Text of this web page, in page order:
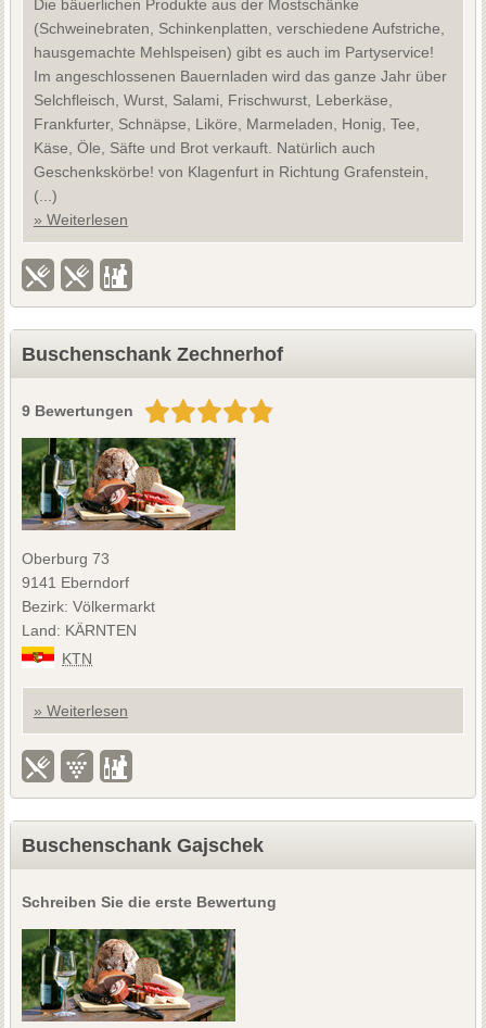
Die bäuerlichen Produkte aus der Mostschänke
(Schweinebraten, Schinkenplatten, verschiedene Aufstriche,
hausgemachte Mehlspeisen) gibt es auch im Partyservice!
Im angeschlossenen Bauernladen wird das ganze Jahr über
Selchfleisch, Wurst, Salami, Frischwurst, Leberkäse,
Frankfurter, Schnäpse, Liköre, Marmeladen, Honig, Tee,
Käse, Öle, Säfte und Brot verkauft. Natürlich auch
Geschenkskörbe! von Klagenfurt in Richtung Grafenstein,
(...)
» Weiterlesen
Buschenschank Zechnerhof
9 Bewertungen
Oberburg 73
9141 Eberndorf
Bezirk: Völkermarkt
Land: KÄRNTEN
KTN
» Weiterlesen
Buschenschank Gajschek
Schreiben Sie die erste Bewertung